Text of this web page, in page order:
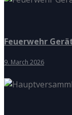
Feuerwehr
9. March 2026